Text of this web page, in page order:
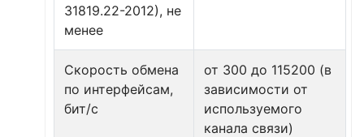
31819.22-2012), не
менее
Скорость обмена
по интерфейсам,
бит/с
от 300 до 115200 (в
зависимости от
используемого
канала связи)